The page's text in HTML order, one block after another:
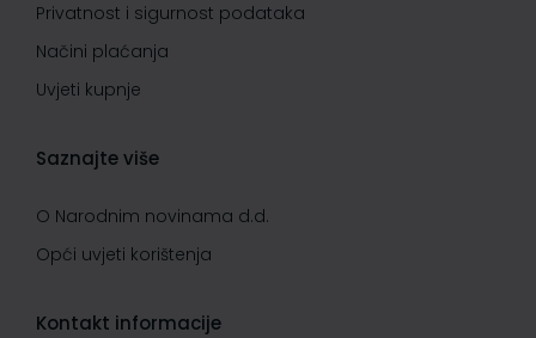
Privatnost i sigurnost podataka
Načini plaćanja
Uvjeti kupnje
Saznajte više
O Narodnim novinama d.d.
Opći uvjeti korištenja
Kontakt informacije